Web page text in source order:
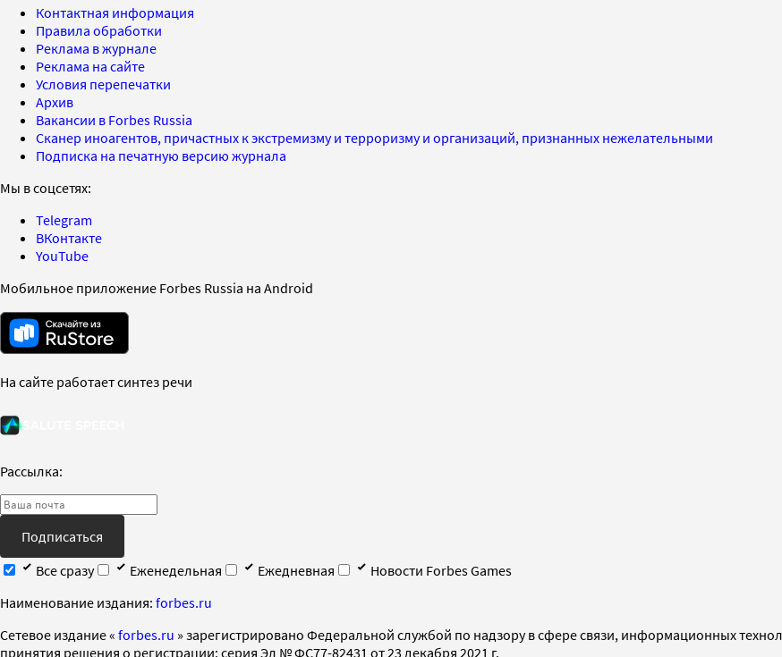
Контактная информация
Правила обработки
Реклама в журнале
Реклама на сайте
Условия перепечатки
Архив
Вакансии в Forbes Russia
Сканер иноагентов, причастных к экстремизму и терроризму и организаций, признанных нежелательными
Подписка на печатную версию журнала
Мы в соцсетях:
Telegram
ВКонтакте
YouTube
Мобильное приложение Forbes Russia на Android
На сайте работает синтез речи
Рассылка:
Подписаться
Все сразу
Еженедельная Ежедневная
Новости Forbes Games
Наименование издания: forbes.ru
Cетевое издание « forbes.ru » зарегистрировано Федеральной службой по надзору в сфере связи, информационных
принятия решения о регистрации: серия Эл № ФС77-82431 от 23 декабря 2021 г.